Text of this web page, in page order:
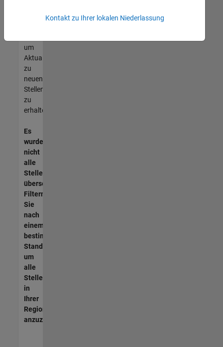
unseres
um
Aktualisierungen
zu
neuen
Stellenangeboten
zu
erhalten.
Es
wurden
nicht
alle
Stellen
übersetzt.
Filtern
Sie
nach
einem
bestimmten
Standort,
um
alle
Stellenangebote
in
Ihrer
Region
anzuzeigen.
Kontakt zu Ihrer lokalen Niederlassung